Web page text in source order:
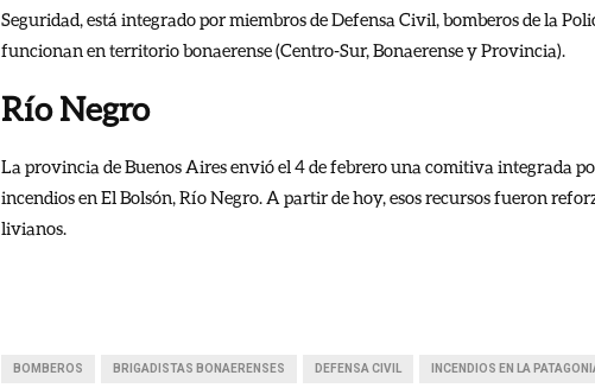
Seguridad, está integrado por miembros de Defensa Civil, bomberos de la
funcionan en territorio bonaerense (Centro-Sur, Bonaerense y Provincia).
Río Negro
La provincia de Buenos Aires envió el 4 de febrero una comitiva integrada
incendios en El Bolsón, Río Negro. A partir de hoy, esos recursos fueron
livianos.
BOMBEROS BRIGADISTAS BONAERENSES DEFENSA CIVIL INCENDIOS EN LA